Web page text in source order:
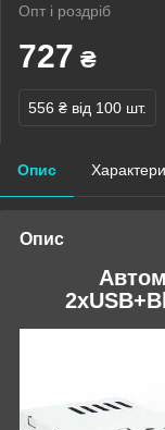
Опт і роздріб
727 ₴
556 ₴ від 100 шт.
Опис
Опис